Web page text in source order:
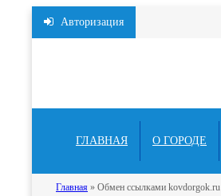
Авторизация
ГЛАВНАЯ О ГОРОДЕ
Главная » Обмен ссылками kovdorgok.ru